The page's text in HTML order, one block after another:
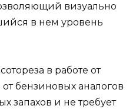
визуально
в нем уровень
в работе от
бензиновых аналогов
запахов и не требует